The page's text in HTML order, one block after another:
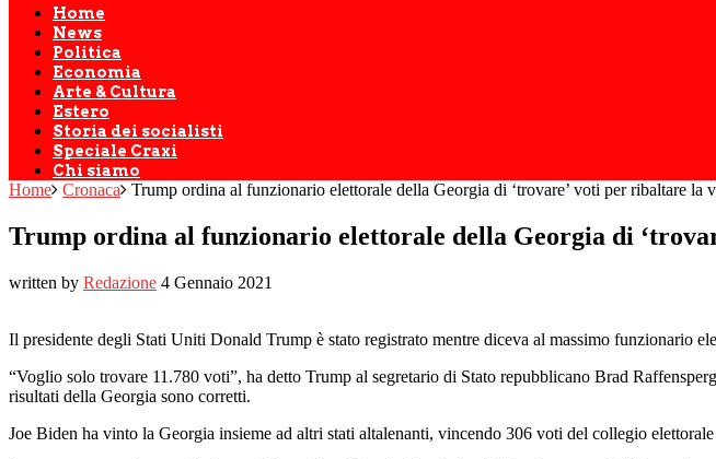
Home
News
Politica
Economia
Arte & Cultura
Estero
Storia dei socialisti
Speciale Craxi
Chi siamo
Home Cronaca Trump ordina al funzionario elettorale della Georgia di ‘trovare’ voti per ribaltare la
Trump ordina al funzionario elettorale della Georgia di
written by Redazione 4 Gennaio 2021
Il presidente degli Stati Uniti Donald Trump è stato registrato mentre diceva al massimo funzionario
“Voglio solo trovare 11.780 voti”, ha detto Trump al segretario di Stato repubblicano Brad
risultati della Georgia sono corretti.
Joe Biden ha vinto la Georgia insieme ad altri stati altalenanti, vincendo 306 voti del collegio